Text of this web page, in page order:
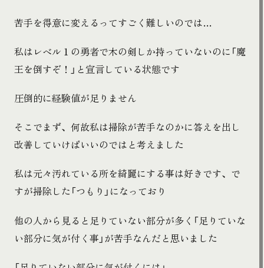
苦手を得意に変えるってすごく難しいのでは…
私はレベル１の勇者で木の剣しか持っていないのに「魔
王を倒すぞ！」と宣言している状態です
圧倒的に経験値が足りません
そこでまず、何故私は掃除が苦手なのかに答えを出し
改善していけばいいのではと考えました
私は元々汚れている所を綺麗にする事は好きです、で
すが掃除した「つもり」になっており
他の人から見ると足りていない部分が多く「足りていな
い部分に気が付く事」が苦手なんだと思いました